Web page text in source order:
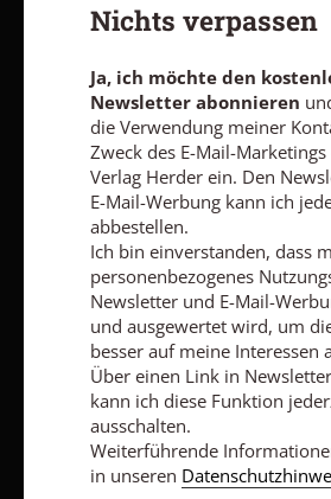
AGB und Widerrufsbelehrung
Vertrag widerrufen Abo
Nichts verpassen
Ja, ich möchte den
Newsletter abonnieren
die Verwendung meiner
Zweck des E-Mail-
Verlag Herder ein. Den
E-Mail-Werbung kann ich
abbestellen.
Ich bin einverstanden, dass
personenbezogenes
Newsletter und E-Mail-
und ausgewertet wird, um
besser auf meine Interessen
Über einen Link in
kann ich diese Funktion
ausschalten.
Weiterführende
in unseren